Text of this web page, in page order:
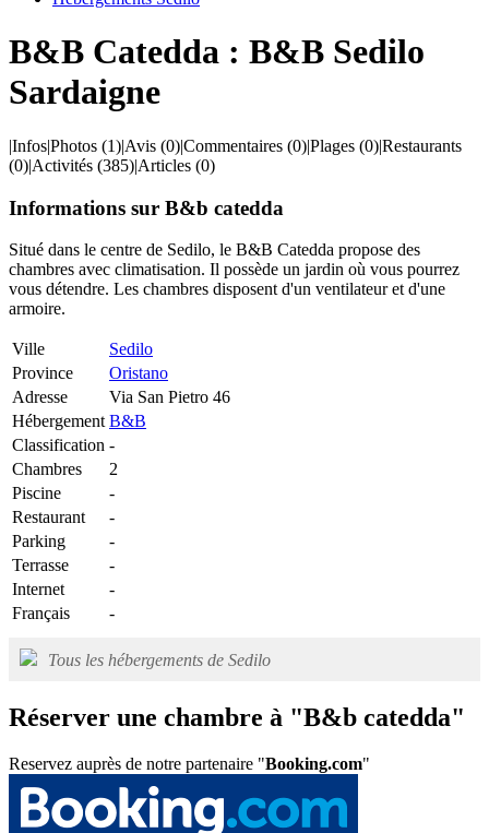
B&B Catedda : B&B Sedilo
Sardaigne
|Infos|Photos (1)|Avis (0)|Commentaires (0)|Plages (0)|Restaurants
(0)|Activités (385)|Articles (0)
Informations sur B&b catedda
Situé dans le centre de Sedilo, le B&B Catedda propose des
chambres avec climatisation. Il possède un jardin où vous pourrez
vous détendre. Les chambres disposent d'un ventilateur et d'une
armoire.
Ville
Sedilo
Province
Oristano
Adresse
Via San Pietro 46
Hébergement B&B
Classification -
Chambres
2
Piscine
-
Restaurant
-
Parking
-
Terrasse
-
Internet
-
Français
-
Tous les hébergements de Sedilo
Réserver une chambre à "B&b catedda"
Reservez auprès de notre partenaire "Booking.com"